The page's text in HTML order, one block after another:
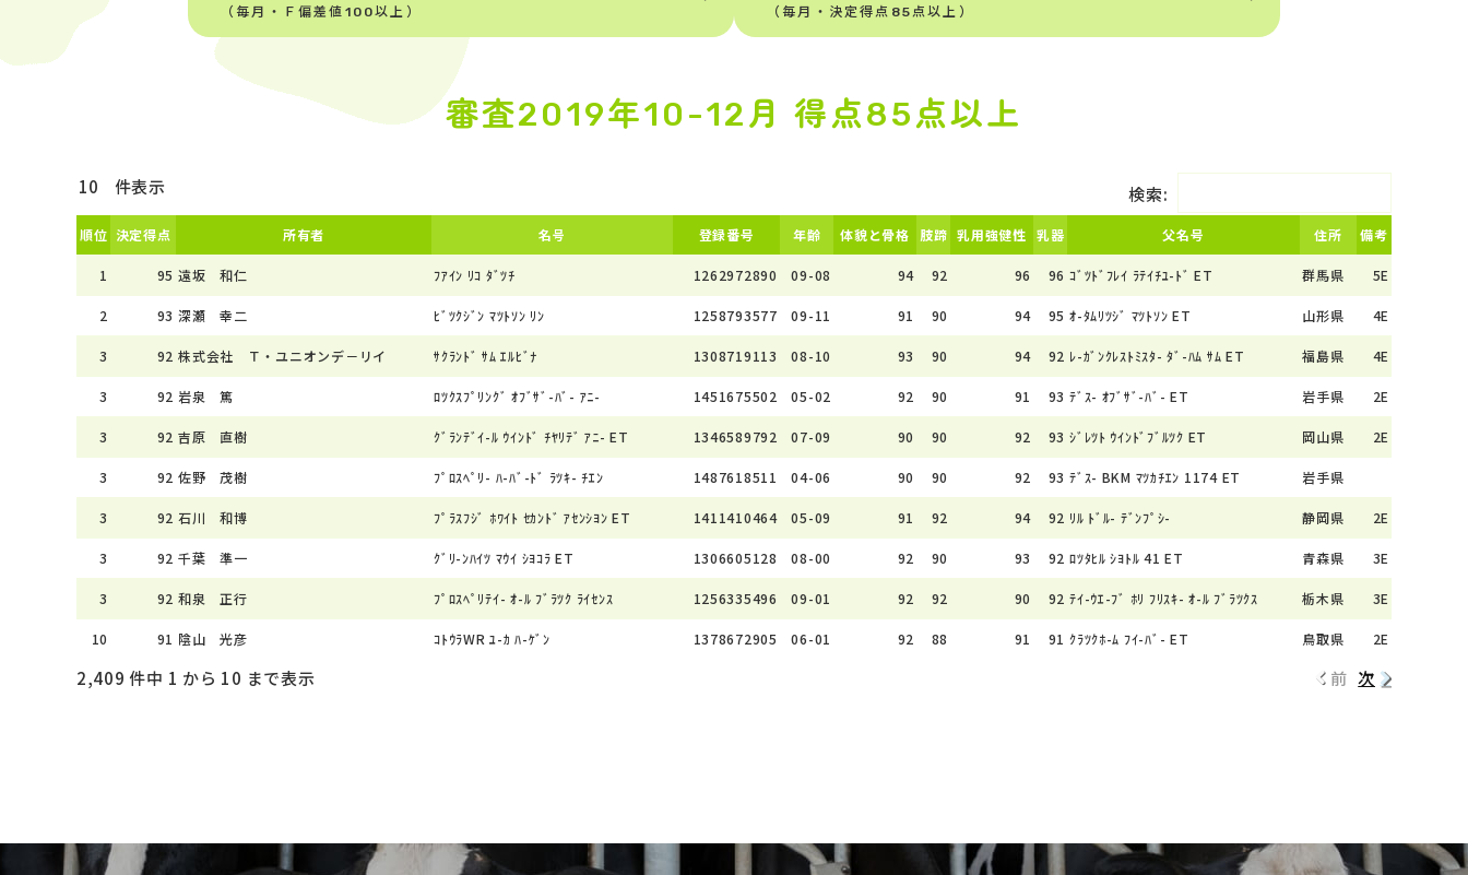
（毎月・Ｆ偏差値100以上） （毎月・決定得点85点以上）
審査2019年10-12月 得点85点以上
件表示 検索:
順位 決定得点 所有者 名号 登録番号 年齢 体貌と骨格 肢蹄 乳用強健性 乳器 父名号 住所 備考
1 95 遠坂 和仁 ﾌｱｲﾝ ﾘｺ ﾀﾞﾂﾁ 1262972890 09-08 94 92 96 96 ｺﾞﾂﾄﾞﾌﾚｲ ﾗﾃｲﾁﾕ-ﾄﾞ ET 群馬県 5E
2 93 深瀬 幸二 ﾋﾞﾂｸｼﾞﾝ ﾏﾂﾄｿﾝ ﾘﾝ 1258793577 09-11 91 90 94 95 ｵ-ﾀﾑﾘﾂｼﾞ ﾏﾂﾄｿﾝ ET 山形県 4E
3 92 株式会社 Ｔ・ユニオンデ－リイ ｻｸﾗﾝﾄﾞ ｻﾑ ｴﾙﾋﾞﾅ 1308719113 08-10 93 90 94 92 ﾚ-ｶﾞﾝｸﾚｽﾄﾐｽﾀ- ﾀﾞ-ﾊﾑ ｻﾑ ET 福島県 4E
3 92 岩泉 篤 ﾛﾂｸｽﾌﾟﾘﾝｸﾞ ｵﾌﾞｻﾞ-ﾊﾞ- ｱﾆ- 1451675502 05-02 92 90 91 93 ﾃﾞｽ- ｵﾌﾞｻﾞ-ﾊﾞ- ET 岩手県 2E
3 92 吉原 直樹 ｸﾞﾗﾝﾃﾞｲ-ﾙ ｳｲﾝﾄﾞ ﾁﾔﾘﾃﾞ ｱﾆ- ET 1346589792 07-09 90 90 92 93 ｼﾞﾚﾂﾄ ｳｲﾝﾄﾞﾌﾞﾙﾂｸ ET 岡山県 2E
3 92 佐野 茂樹 ﾌﾟﾛｽﾍﾟﾘ- ﾊ-ﾊﾞ-ﾄﾞ ﾗﾂｷ- ﾁｴﾝ 1487618511 04-06 90 90 92 93 ﾃﾞｽ- BKM ﾏﾂｶﾁｴﾝ 1174 ET 岩手県
3 92 石川 和博 ﾌﾟﾗｽﾌｼﾞ ﾎﾜｲﾄ ｾｶﾝﾄﾞ ｱｾﾝｼﾖﾝ ET 1411410464 05-09 91 92 94 92 ﾘﾙ ﾄﾞﾙ- ﾃﾞﾝﾌﾟｼ- 静岡県 2E
3 92 千葉 準一 ｸﾞﾘ-ﾝﾊｲﾂ ﾏｳｲ ｼﾖｺﾗ ET 1306605128 08-00 92 90 93 92 ﾛﾂﾀﾋﾙ ｼﾖﾄﾙ 41 ET 青森県 3E
3 92 和泉 正行 ﾌﾟﾛｽﾍﾟﾘﾃｲ- ｵ-ﾙ ﾌﾞﾗﾂｸ ﾗｲｾﾝｽ 1256335496 09-01 92 92 90 92 ﾃｲ-ｳｴ-ﾌﾞ ﾎﾘ ﾌﾘｽｷ- ｵ-ﾙ ﾌﾞﾗﾂｸｽ 栃木県 3E
10 91 陰山 光彦 ｺﾄｳﾗWR ﾕ-ｶ ﾊ-ｹﾞﾝ 1378672905 06-01 92 88 91 91 ｸﾗﾂｸﾎ-ﾑ ﾌｲ-ﾊﾞ- ET 鳥取県 2E
2,409 件中 1 から 10 まで表示 前 次